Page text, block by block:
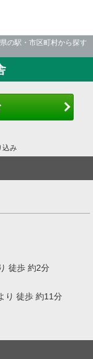
の駅・市区町村から探す
込み
徒歩 約2分
り 徒歩 約11分